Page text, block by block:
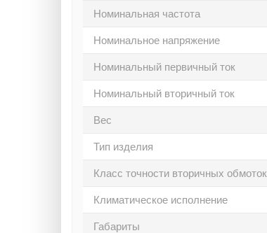
Номинальная частота
Номинальное напряжение
Номинальный первичный ток
Номинальный вторичный ток
Вес
Тип изделия
Класс точности вторичных обмоток
Климатическое исполнение
Габариты